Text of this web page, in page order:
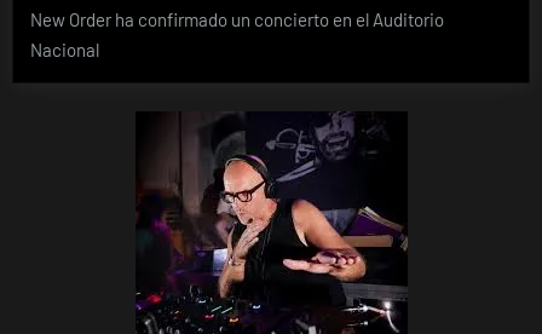
New Order ha confirmado un concierto en el Auditorio
Nacional